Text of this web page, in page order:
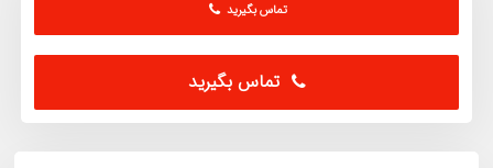
تماس بگیرید
تماس بگیرید